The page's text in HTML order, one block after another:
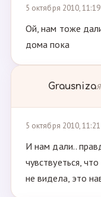
5 октября 2010, 11:19
Ой, нам тоже
дома пока
Grausniza
5 октября 2010, 11:21
И нам дали..
чувствуеться,
не видела, это